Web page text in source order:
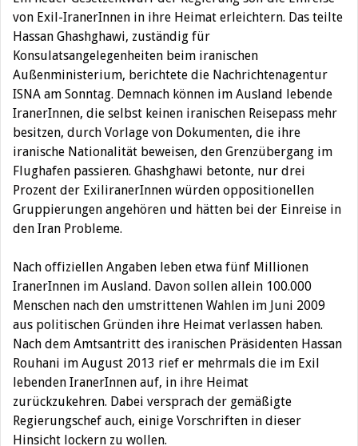
von Exil-IranerInnen in ihre Heimat erleichtern. Das teilte
Hassan Ghashghawi, zuständig für
Konsulatsangelegenheiten beim iranischen
Außenministerium, berichtete die Nachrichtenagentur
ISNA am Sonntag. Demnach können im Ausland lebende
IranerInnen, die selbst keinen iranischen Reisepass mehr
besitzen, durch Vorlage von Dokumenten, die ihre
iranische Nationalität beweisen, den Grenzübergang im
Flughafen passieren. Ghashghawi betonte, nur drei
Prozent der ExiliranerInnen würden oppositionellen
Gruppierungen angehören und hätten bei der Einreise in
den Iran Probleme.
Nach offiziellen Angaben leben etwa fünf Millionen
IranerInnen im Ausland. Davon sollen allein 100.000
Menschen nach den umstrittenen Wahlen im Juni 2009
aus politischen Gründen ihre Heimat verlassen haben.
Nach dem Amtsantritt des iranischen Präsidenten Hassan
Rouhani im August 2013 rief er mehrmals die im Exil
lebenden IranerInnen auf, in ihre Heimat
zurückzukehren. Dabei versprach der gemäßigte
Regierungschef auch, einige Vorschriften in dieser
Hinsicht lockern zu wollen.